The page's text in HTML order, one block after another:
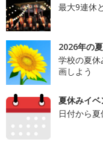
最大9連休
2026年の
学校の夏
画しよう
夏休みイ
日付から